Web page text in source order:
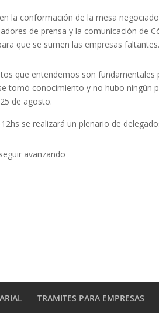
la conformación de la mesa
de prensa y la comunicación de
que se sumen las empresas faltantes.
que entendemos son fundamentales
tomó conocimiento y no hubo ningún
de agosto.
se realizará un plenario de
avanzando
TRAMITES PARA EMPRESAS